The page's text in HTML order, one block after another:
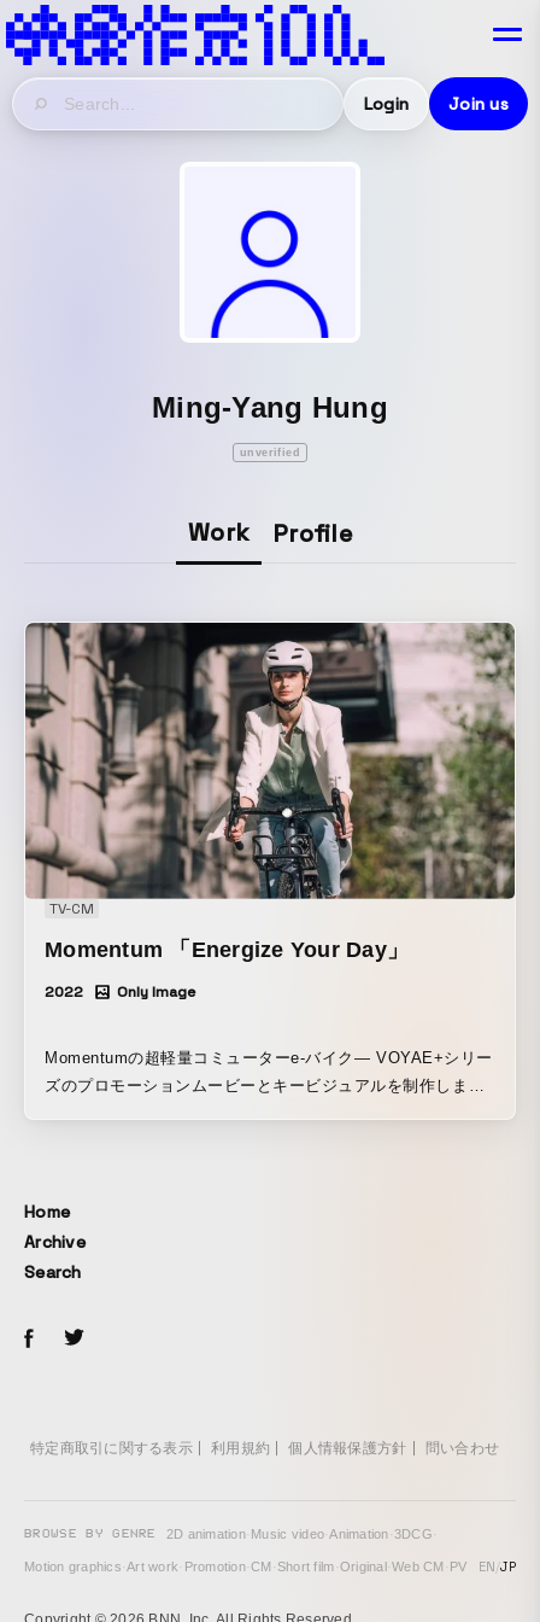
Login Join us
Ming-Yang Hung
unverified
Work Profile
TV-CM
Momentum 「Energize Your Day」
2022 Only Image
Momentumの超軽量コミューターe-バイク— VOYAE+シリー
ズのプロモーションムービーとキービジュアルを制作しまし
Home
Archive
Search
特定商取引に関する表示 利用規約 個人情報保護方針 問い合わせ
BROWSE BY GENRE 2D animation· Music video·Animation·3DCG·
Motion graphics·Art work· Promotion·CM · Short film·Original ·Web CM · PV EN/JP